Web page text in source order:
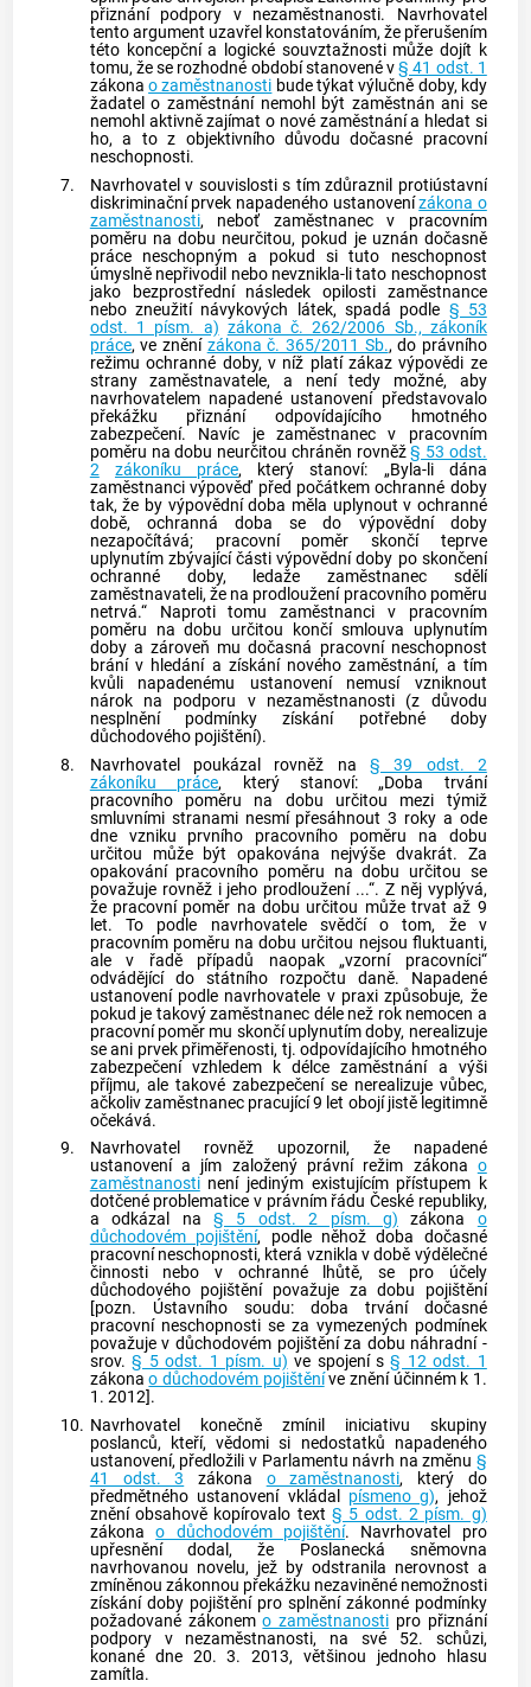
přiznání podpory v nezaměstnanosti. Navrhovatel
tento argument uzavřel konstatováním, že přerušením
této koncepční a logické souvztažnosti může dojít k
tomu, že se rozhodné období stanovené v§ 41 odst. 1
zákonao zaměstnanosti bude týkat výlučně doby, kdy
žadatel o zaměstnání nemohl být zaměstnán ani se
nemohl aktivně zajímat o nové zaměstnání a hledat si
ho, a to z objektivního důvodudočasné pracovní
neschopnosti.
7.
Navrhovatel v souvislosti s tím zdůraznil protiústavní
diskriminační prvek napadeného ustanovenízákona o
zaměstnanosti, neboť zaměstnanec v pracovním
poměru na dobu neurčitou, pokud je uznán dočasně
práce neschopným a pokud si tuto neschopnost
úmyslně nepřivodil nebo nevznikla-li tato neschopnost
jako bezprostřední následek opilosti zaměstnance
nebo zneužití návykových látek, spadá podle § 53
odst. 1 písm. a) zákona č. 262/2006 Sb., zákoník
práce, ve znění zákona č. 365/2011 Sb., do právního
režimu ochranné doby, v níž platí zákaz výpovědi ze
strany zaměstnavatele, a není tedy možné, aby
navrhovatelem napadené ustanovení představovalo
překážku přiznání odpovídajícího hmotného
zabezpečení. Navíc je zaměstnanec v pracovním
poměru na dobu neurčitou chráněn rovněž§ 53 odst.
2
zákoníku práce, který stanoví: „Byla-li dána
zaměstnanci výpověď před počátkem ochranné doby
tak, že by výpovědní doba měla uplynout v ochranné
době, ochranná doba se do výpovědní doby
nezapočítává; pracovní poměr skončí teprve
uplynutím zbývající části výpovědní doby po skončení
ochranné doby, ledaže zaměstnanec sdělí
zaměstnavateli, že na prodloužení pracovního poměru
netrvá.“ Naproti tomu zaměstnanci v pracovním
poměru na dobu určitou končí smlouva uplynutím
doby a zároveň mudočasná pracovní neschopnost
brání v hledání a získání nového zaměstnání, a tím
kvůli napadenému ustanovení nemusí vzniknout
nárok na podporu v nezaměstnanosti (z důvodu
nesplnění podmínky získání potřebné doby
důchodového pojištění).
8.
Navrhovatel poukázal rovněž na § 39 odst. 2
zákoníku práce, který stanoví: „Doba trvání
pracovního poměru na dobu určitou mezi týmiž
smluvními stranami nesmí přesáhnout 3 roky a ode
dne vzniku prvního pracovního poměru na dobu
určitou může být opakována nejvýše dvakrát. Za
opakování pracovního poměru na dobu určitou se
považuje rovněž i jeho prodloužení ...“. Z něj vyplývá,
že pracovní poměr na dobu určitou může trvat až 9
let. To podle navrhovatele svědčí o tom, že v
pracovním poměru na dobu určitou nejsou fluktuanti,
ale v řadě případů naopak „vzorní pracovníci“
odvádějící do státního rozpočtu daně. Napadené
ustanovení podle navrhovatele v praxi způsobuje, že
pokud je takový zaměstnanec déle než rok nemocen a
pracovní poměr mu skončí uplynutím doby, nerealizuje
se ani prvek přiměřenosti, tj. odpovídajícího hmotného
zabezpečení vzhledem k délce zaměstnání a výši
příjmu, ale takové zabezpečení se nerealizuje vůbec,
ačkoliv zaměstnanec pracující 9 let obojí jistě legitimně
očekává.
9.
Navrhovatel rovněž upozornil, že napadené
ustanovení a jím založený právní režim zákona o
zaměstnanostinení jediným existujícím přístupem k
dotčené problematice v právním řádu České republiky,
a odkázal na § 5 odst. 2 písm. g) zákona o
důchodovém pojištění, podle něhož doba dočasné
pracovní neschopnosti, která vznikla v době výdělečné
činnosti nebo v ochranné lhůtě, se pro účely
důchodového pojištění považuje za dobu pojištění
[pozn. Ústavního soudu: doba trvání dočasné
pracovní neschopnostise za vymezených podmínek
považuje v důchodovém pojištění za dobu náhradní -
srov.§ 5 odst. 1 písm. u) ve spojení s§ 12 odst. 1
zákonao důchodovém pojištěníve znění účinném k 1.
1. 2012].
10. Navrhovatel konečně zmínil iniciativu skupiny
poslanců, kteří, vědomi si nedostatků napadeného
ustanovení, předložili v Parlamentu návrh na změnu §
41 odst. 3 zákona o zaměstnanosti, který do
předmětného ustanovení vkládal písmeno g), jehož
znění obsahově kopírovalo text§ 5 odst. 2 písm. g)
zákonao důchodovém pojištění. Navrhovatel pro
upřesnění dodal, že Poslanecká sněmovna
navrhovanou novelu, jež by odstranila nerovnost a
zmíněnou zákonnou překážku nezaviněné nemožnosti
získání doby pojištění pro splnění zákonné podmínky
požadované zákonemo zaměstnanosti pro přiznání
podpory v nezaměstnanosti, na své 52. schůzi,
konané dne 20. 3. 2013, většinou jednoho hlasu
zamítla.